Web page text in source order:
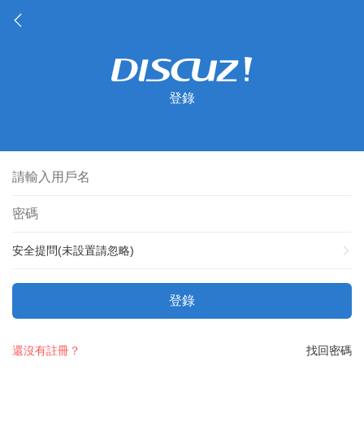
登錄
安全提問(未設置請忽略)
登錄
找回密碼
還沒有註冊？